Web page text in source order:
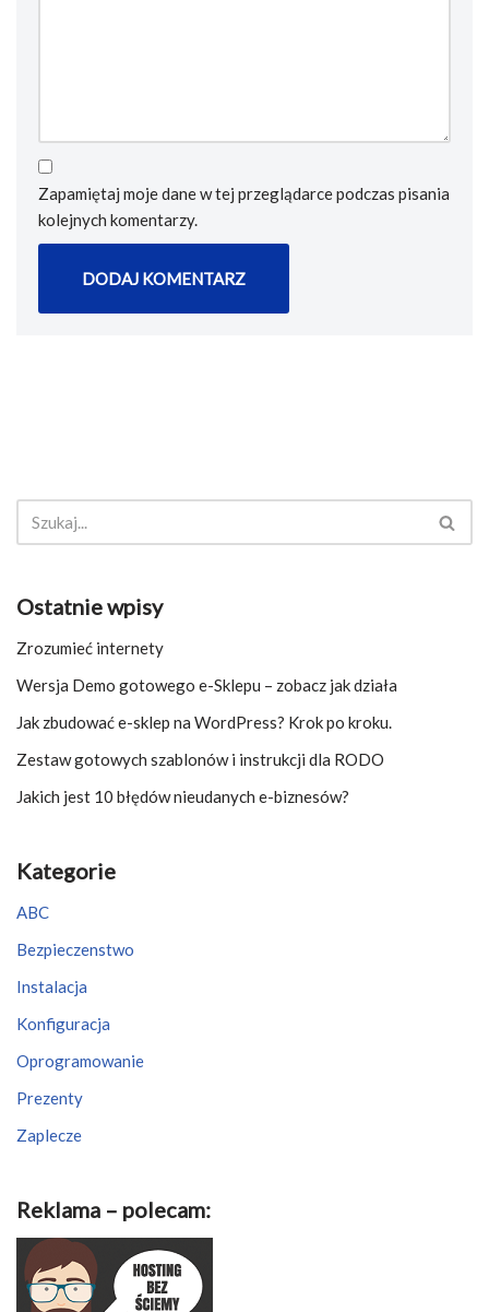
Zapamiętaj moje dane w tej przeglądarce podczas pisania
kolejnych komentarzy.
Ostatnie wpisy
Zrozumieć internety
Wersja Demo gotowego e-Sklepu – zobacz jak działa
Jak zbudować e-sklep na WordPress? Krok po kroku.
Zestaw gotowych szablonów i instrukcji dla RODO
Jakich jest 10 błędów nieudanych e-biznesów?
Kategorie
ABC
Bezpieczenstwo
Instalacja
Konfiguracja
Oprogramowanie
Prezenty
Zaplecze
Reklama – polecam: